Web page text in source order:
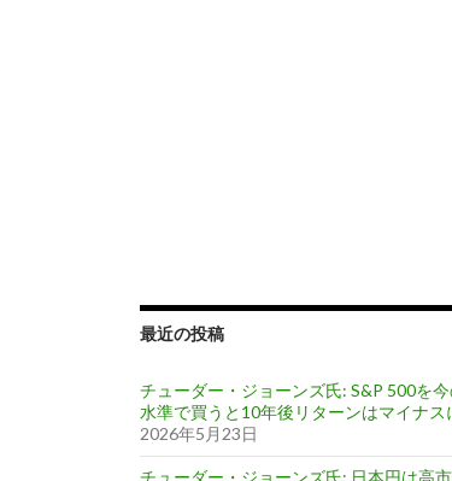
最近の投稿
チューダー・ジョーンズ氏: S&P 500を
水準で買うと10年後リターンはマイナス
2026年5月23日
チューダー・ジョーンズ氏: 日本円は高